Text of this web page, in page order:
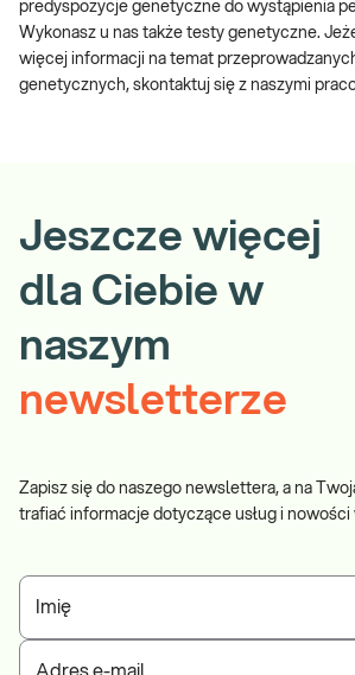
predyspozycje genetyczne do wystąpienia
Wykonasz u nas także testy genetyczne.
więcej informacji na temat
genetycznych, skontaktuj się z naszymi
Jeszcze więcej
dla Ciebie w
naszym
newsletterze
Zapisz się do naszego newslettera, a na
trafiać informacje dotyczące usług i nowości
Imię